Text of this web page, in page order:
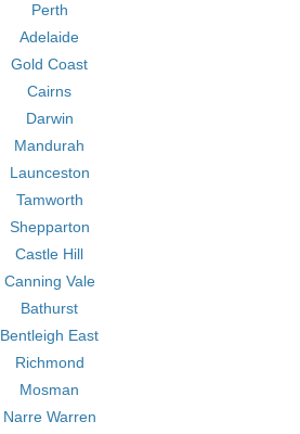
Perth
Adelaide
Gold Coast
Cairns
Darwin
Mandurah
Launceston
Tamworth
Shepparton
Castle Hill
Canning Vale
Bathurst
Bentleigh East
Richmond
Mosman
Narre Warren